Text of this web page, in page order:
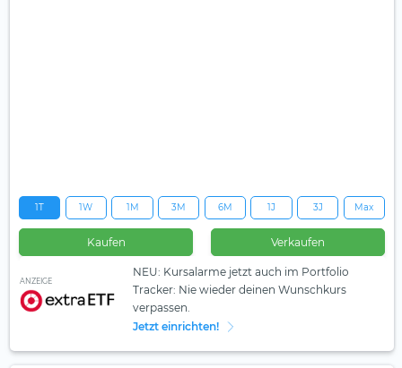
1T 1W 1M 3M 6M 1J 3J Max
Kaufen Verkaufen
ANZEIGE
NEU: Kursalarme jetzt auch im Portfolio
Tracker: Nie wieder deinen Wunschkurs
verpassen.
Jetzt einrichten!